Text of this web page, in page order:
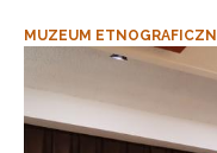
MUZEUM